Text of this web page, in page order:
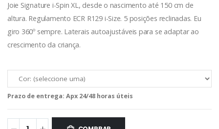
Joie Signature i-Spin XL, desde o nascimento até 150 cm de
altura. Regulamento ECR R129 i-Size. 5 posições reclinadas. Eu
giro 360º sempre. Laterais autoajustáveis ​​para se adaptar ao
crescimento da criança.
Prazo de entrega: Apx 24/48 horas úteis